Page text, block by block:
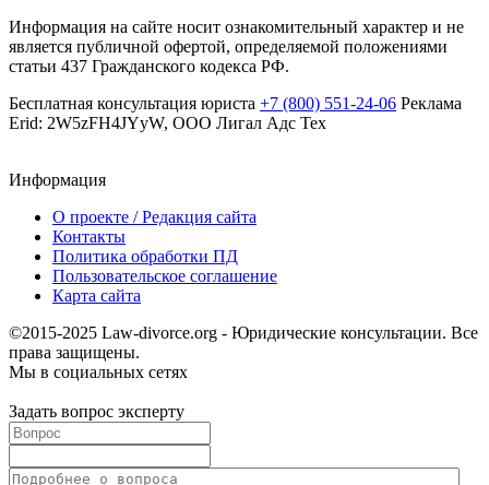
Информация на сайте носит ознакомительный характер и не
является публичной офертой, определяемой положениями
статьи 437 Гражданского кодекса РФ.
Бесплатная консультация юриста +7 (800) 551-24-06 Реклама
Erid: 2W5zFH4JYyW, ООО Лигал Адс Тех
Информация
О проекте / Редакция сайта
Контакты
Политика обработки ПД
Пользовательское соглашение
Карта сайта
©2015-2025 Law-divorce.org - Юридические консультации. Все
права защищены.
Мы в социальных сетях
Задать вопрос эксперту